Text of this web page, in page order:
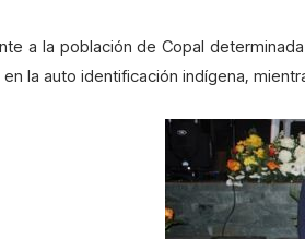
a la población de Copal
la auto identificación indígena,